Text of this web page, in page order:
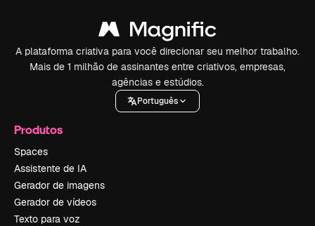
A plataforma criativa para você direcionar seu melhor trabalho.
Mais de 1 milhão de assinantes entre criativos, empresas,
agências e estúdios.
Português
Produtos
Spaces
Assistente de IA
Gerador de imagens
Gerador de vídeos
Texto para voz